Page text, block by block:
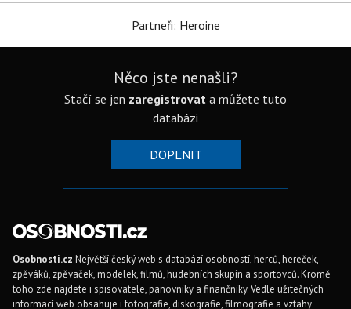
Partneři: Heroine
Něco jste nenašli?
Stačí se jen zaregistrovat a můžete tuto
databázi
DOPLNIT
Osobnosti.cz Největší český web s databází osobností, herců, hereček,
zpěváků, zpěvaček, modelek, filmů, hudebních skupin a sportovců. Kromě
toho zde najdete i spisovatele, panovníky a finančníky. Vedle užitečných
informací web obsahuje i fotografie, diskografie, filmografie a vztahy